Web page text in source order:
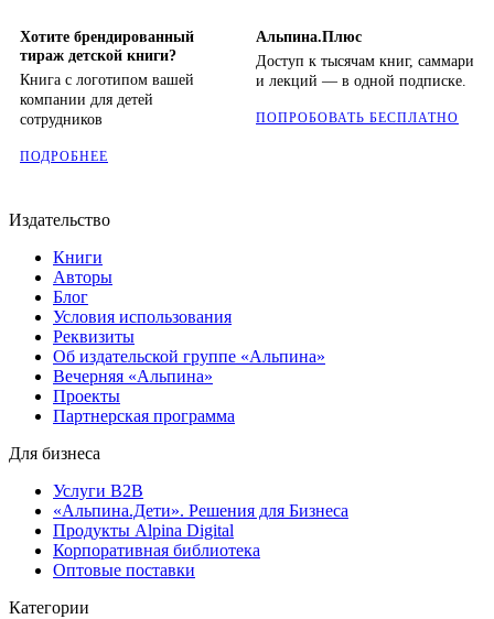
Хотите брендированный
тираж детской книги?
Книга с логотипом вашей
компании для детей
сотрудников
ПОДРОБНЕЕ
Альпина.Плюс
Доступ к тысячам книг, саммари
и лекций — в одной подписке.
ПОПРОБОВАТЬ БЕСПЛАТНО
Издательство
Книги
Авторы
Блог
Условия использования
Реквизиты
Об издательской группе «Альпина»
Вечерняя «Альпина»
Проекты
Партнерская программа
Для бизнеса
Услуги B2B
«Альпина.Дети». Решения для Бизнеса
Продукты Alpina Digital
Корпоративная библиотека
Оптовые поставки
Категории